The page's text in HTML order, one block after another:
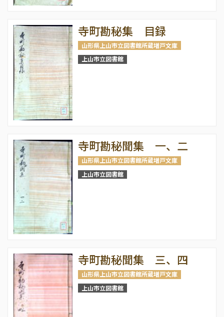
寺町勘秘集 目録
山形県上山市立図書館所蔵増戸文庫
上山市立図書館
寺町勘秘聞集 一、二
山形県上山市立図書館所蔵増戸文庫
上山市立図書館
寺町勘秘聞集 三、四
山形県上山市立図書館所蔵増戸文庫
上山市立図書館